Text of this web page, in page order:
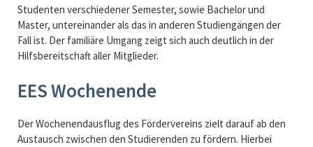
Studenten verschiedener Semester, sowie Bachelor und
Master, untereinander als das in anderen Studiengängen der
Fall ist. Der familiäre Umgang zeigt sich auch deutlich in der
Hilfsbereitschaft aller Mitglieder.
EES Wochenende
Der Wochenendausflug des Fördervereins zielt darauf ab den
Austausch zwischen den Studierenden zu fördern. Hierbei